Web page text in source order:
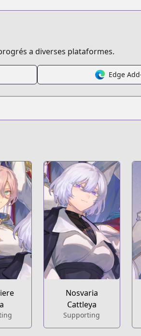
a diverses plataformes.
Edge
Nosvaria
Cattleya
Supporting